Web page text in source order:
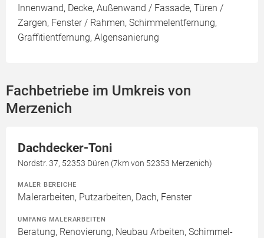
Innenwand, Decke, Außenwand / Fassade, Türen /
Zargen, Fenster / Rahmen, Schimmelentfernung,
Graffitientfernung, Algensanierung
Fachbetriebe im Umkreis von
Merzenich
Dachdecker-Toni
Nordstr. 37, 52353 Düren (7km von 52353 Merzenich)
MALER BEREICHE
Malerarbeiten, Putzarbeiten, Dach, Fenster
UMFANG MALERARBEITEN
Beratung, Renovierung, Neubau Arbeiten, Schimmel-